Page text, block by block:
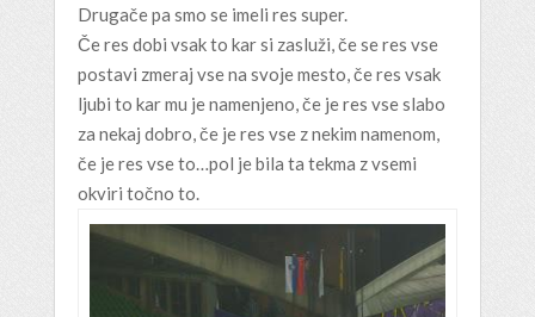
Drugače pa smo se imeli res super.
Če res dobi vsak to kar si zasluži, če se res vse
postavi zmeraj vse na svoje mesto, če res vsak
ljubi to kar mu je namenjeno, če je res vse slabo
za nekaj dobro, če je res vse z nekim namenom,
če je res vse to…pol je bila ta tekma z vsemi
okviri točno to.